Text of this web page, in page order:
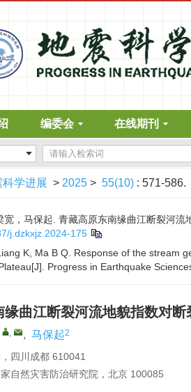
编委会 在线期刊
科学进展 > 2025 > 55(10) : 571-586.
宽，马保起. 青藏高原东南缘曲江断裂河
j.dzkxjz.2024-175
K, Ma B Q. Response of the stream
Progress in Earthquake
缘曲江断裂河流地貌指数对断
, , 马保起2
四川成都 610041
自然灾害防治研究院，北京 100085